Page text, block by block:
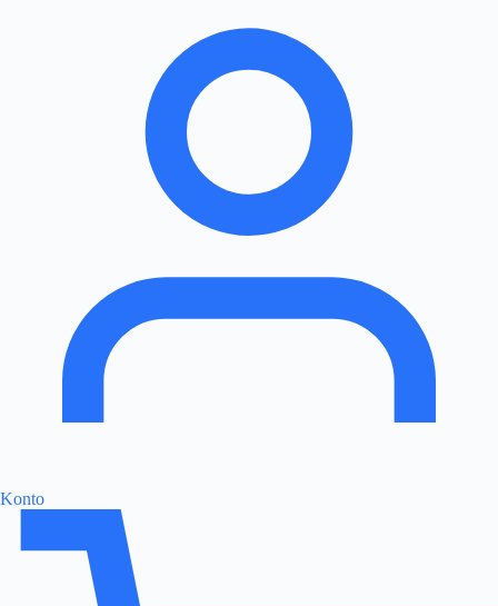
Konto